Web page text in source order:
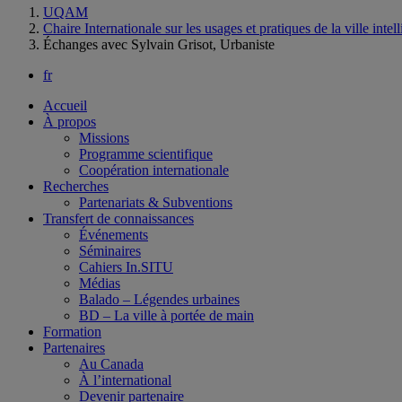
UQAM
Chaire Internationale sur les usages et pratiques de la ville
Échanges avec Sylvain Grisot, Urbaniste
fr
Accueil
À propos
Missions
Programme scientifique
Coopération internationale
Recherches
Partenariats & Subventions
Transfert de connaissances
Événements
Séminaires
Cahiers In.SITU
Médias
Balado – Légendes urbaines
BD – La ville à portée de main
Formation
Partenaires
Au Canada
À l’international
Devenir partenaire